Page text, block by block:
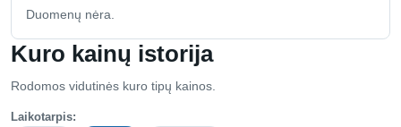
Kuro kainų istorija
Rodomos vidutinės kuro tipų kainos.
Laikotarpis:
Duomenų nėra.